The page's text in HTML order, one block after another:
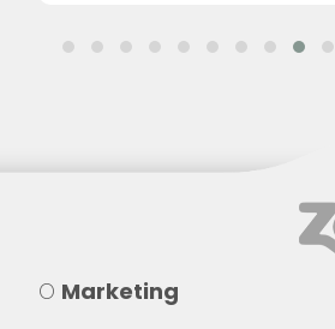
O Marketing